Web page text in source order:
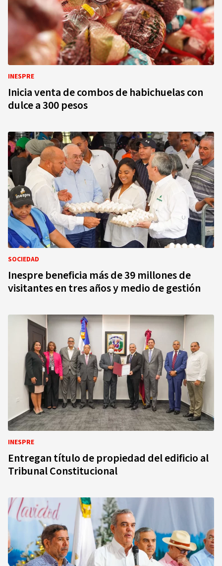
INESPRE
Inicia venta de combos de habichuelas con
dulce a 300 pesos
SOCIEDAD
Inespre beneficia más de 39 millones de
visitantes en tres años y medio de gestión
INESPRE
Entregan título de propiedad del edificio al
Tribunal Constitucional